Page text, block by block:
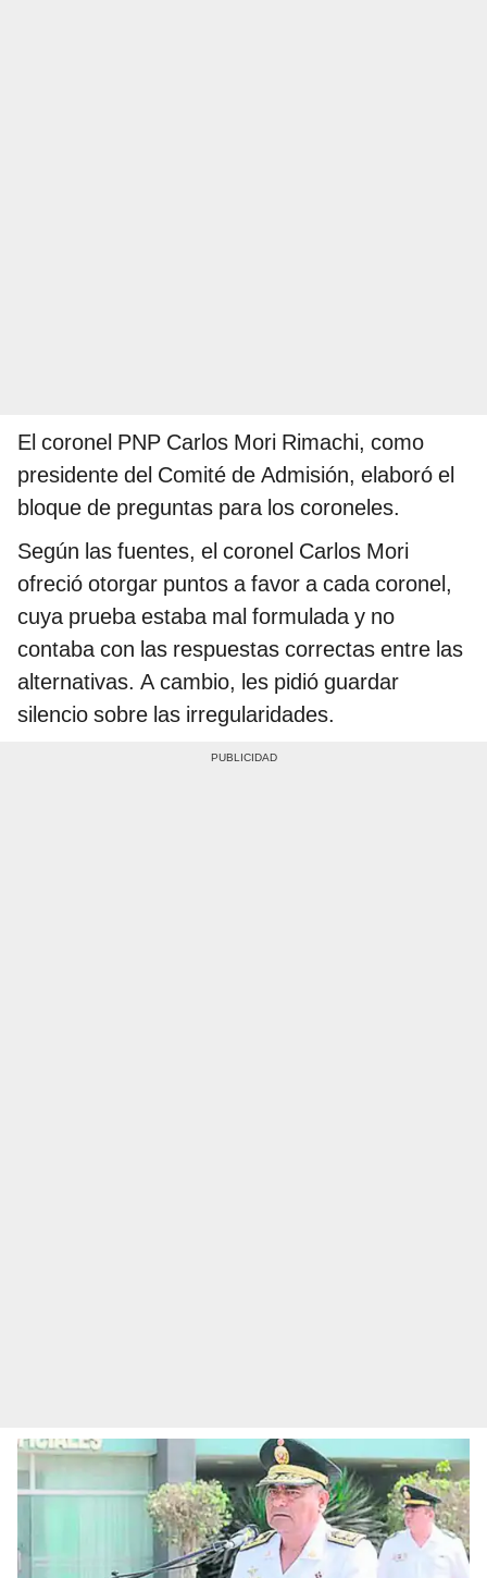
El coronel PNP Carlos Mori Rimachi, como
presidente del Comité de Admisión, elaboró el
bloque de preguntas para los coroneles.
Según las fuentes, el coronel Carlos Mori
ofreció otorgar puntos a favor a cada coronel,
cuya prueba estaba mal formulada y no
contaba con las respuestas correctas entre las
alternativas. A cambio, les pidió guardar
silencio sobre las irregularidades.